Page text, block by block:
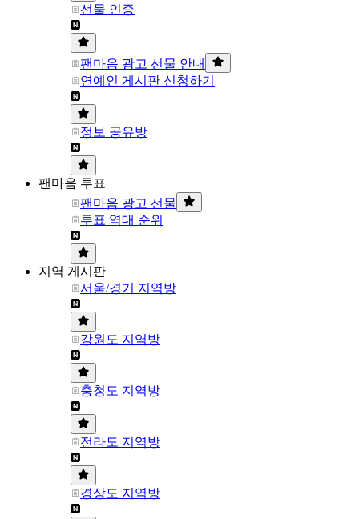
선물 인증
팬마음 광고 선물 안내
연예인 게시판 신청하기
정보 공유방
팬마음 투표
팬마음 광고 선물
투표 역대 순위
지역 게시판
서울/경기 지역방
강원도 지역방
충청도 지역방
전라도 지역방
경상도 지역방